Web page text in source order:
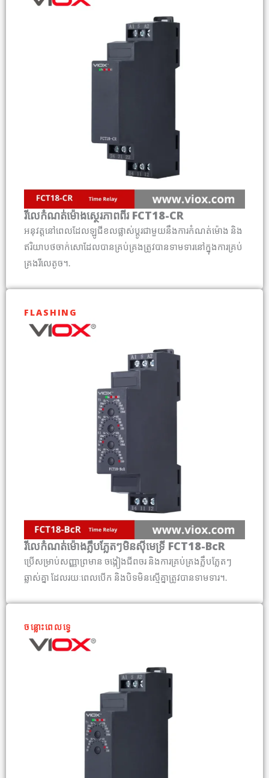
រីលេកំណត់ម៉ោងស្ថេរភាពពីរ FCT18-CR
អនុវត្តនៅពេលដែលឡូជីខលផ្លាស់ប្តូរជាមួយនឹងការកំណត់ម៉ោង និង
ឥរិយាបថចាក់សោដែលបានគ្រប់គ្រងត្រូវបានទាមទារនៅក្នុងការគ្រប់
គ្រងរីលេតូច។.
FLASHING
រីលេកំណត់ម៉ោងភ្លឹបភ្លែតៗមិនស៊ីមេទ្រី FCT18-BcR
ប្រើសម្រាប់សញ្ញាព្រមាន ចង្កៀងជីពចរ និងការគ្រប់គ្រងភ្លឹបភ្លែតៗ
ឆ្លាស់គ្នា ដែលរយៈពេលបើក និងបិទមិនស្មើគ្នាត្រូវបានទាមទារ។.
ចន្លោះពេលទ្វេ